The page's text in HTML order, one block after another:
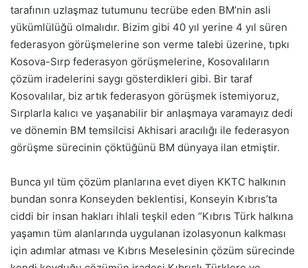
tarafının uzlaşmaz tutumunu tecrübe eden BM’nin asli
yükümlülüğü olmalıdır. Bizim gibi 40 yıl yerine 4 yıl süren
federasyon görüşmelerine son verme talebi üzerine, tıpkı
Kosova-Sırp federasyon görüşmelerine, Kosovalıların
çözüm iradelerini saygı gösterdikleri gibi. Bir taraf
Kosovalılar, biz artık federasyon görüşmek istemiyoruz,
Sırplarla kalıcı ve yaşanabilir bir anlaşmaya varamayız dedi
ve dönemin BM temsilcisi Akhisari aracılığı ile federasyon
görüşme sürecinin çöktüğünü BM dünyaya ilan etmiştir.
Bunca yıl tüm çözüm planlarına evet diyen KKTC halkının
bundan sonra Konseyden beklentisi, Konseyin Kıbrıs’ta
ciddi bir insan hakları ihlali teşkil eden “Kıbrıs Türk halkına
yaşamın tüm alanlarında uygulanan izolasyonun kalkması
için adımlar atması ve Kıbrıs Meselesinin çözüm sürecinde